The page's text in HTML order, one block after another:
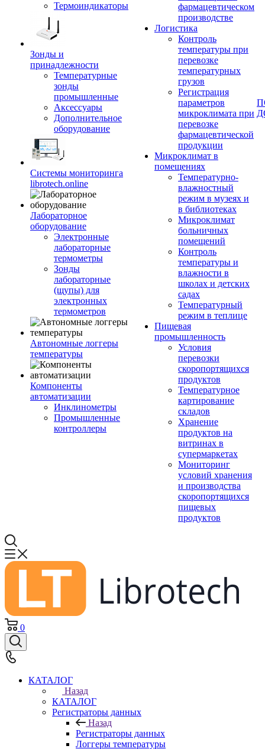
Термоиндикаторы
Зонды и
принадлежности
Температурные
зонды
промышленные
Аксессуары
Дополнительное
оборудование
Системы мониторинга
librotech.online
Лабораторное
оборудование
Электронные
лабораторные
термометры
Зонды
лабораторные
(щупы) для
электронных
термометров
Автономные логгеры
температуры
Компоненты
автоматизации
Инклинометры
Промышленные
контроллеры
фармацевтическом
производстве
Логистика
Контроль
температуры при
перевозке
температурных
грузов
Регистрация
параметров
микроклимата при
перевозке
фармацевтической
продукции
Микроклимат в
помещениях
Температурно-
влажностный
режим в музеях и
в библиотеках
Микроклимат
больничных
помещений
Контроль
температуры и
влажности в
школах и детских
садах
Температурный
режим в теплице
Пищевая
промышленность
Условия
перевозки
скоропортящихся
продуктов
Температурное
картирование
складов
Хранение
продуктов на
витринах в
супермаркетах
Мониторинг
условий хранения
и производства
скоропортящихся
пищевых
продуктов
0
КАТАЛОГ
Назад
КАТАЛОГ
Регистраторы данных
Назад
Регистраторы данных
Логгеры температуры